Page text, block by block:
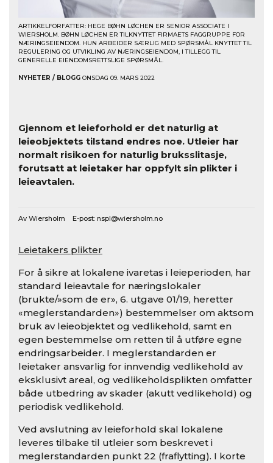
ARTIKKELFORFATTER: HEGE BØHN LØCHEN ER SENIOR ASSOCIATE I
WIERSHOLM. BØHN LØCHEN ER TILKNYTTET FIRMAETS FAGGRUPPE FOR
NÆRINGSEIENDOM. HUN ARBEIDER SÆRLIG MED SPØRSMÅL KNYTTET TIL
REGULERING OG UTVIKLING AV NÆRINGSEIENDOM, I TILLEGG TIL
GENERELLE EIENDOMSRETTSLIGE SPØRSMÅL.
NYHETER / BLOGG ONSDAG 09. MARS 2022
Gjennom et leieforhold er det naturlig at
leieobjektets tilstand endres noe. Utleier har
normalt risikoen for naturlig bruksslitasje,
forutsatt at leietaker har oppfylt sin plikter i
leieavtalen.
Av Wiersholm E-post: nspl@wiersholm.no
Leietakers plikter
For å sikre at lokalene ivaretas i leieperioden, har
standard leieavtale for næringslokaler
(brukte/»som de er», 6. utgave 01/19, heretter
«meglerstandarden») bestemmelser om aktsom
bruk av leieobjektet og vedlikehold, samt en
egen bestemmelse om retten til å utføre egne
endringsarbeider. I meglerstandarden er
leietaker ansvarlig for innvendig vedlikehold av
eksklusivt areal, og vedlikeholdsplikten omfatter
både utbedring av skader (akutt vedlikehold) og
periodisk vedlikehold.
Ved avslutning av leieforhold skal lokalene
leveres tilbake til utleier som beskrevet i
meglerstandarden punkt 22 (fraflytting). I korte